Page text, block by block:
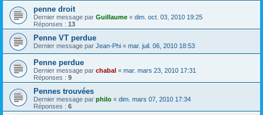
penne droit
Dernier message par Guillaume « dim. oct. 03, 2010 19:25
Réponses : 13
Penne VT perdue
Dernier message par Jean-Phi « mar. juil. 06, 2010 18:53
Penne perdue
Dernier message par chabal « mar. mars 23, 2010 17:31
Réponses : 9
Pennes trouvées
Dernier message par philo « dim. mars 07, 2010 17:34
Réponses : 6